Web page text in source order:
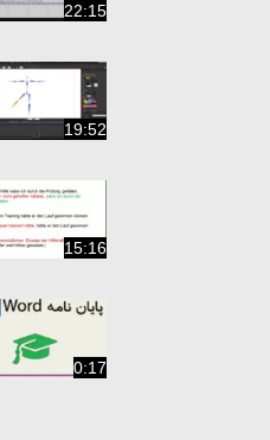
22:15
19:52
15:16
0:17